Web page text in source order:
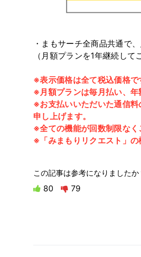
・まもサーチ全商品共通で
（月額プランを1年継続し
※表示価格は全て税込価格で
※月額プランは毎月払い、年
※お支払いいただいた通信
申し上げます。
※全ての機能が回数制限なく
※「みまもりリクエスト」の
この記事は参考になりましたか
80 79